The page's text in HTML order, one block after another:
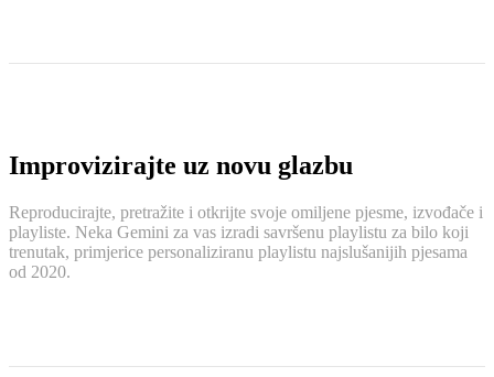
Improvizirajte uz novu glazbu
Reproducirajte, pretražite i otkrijte svoje omiljene pjesme, izvođače i
playliste. Neka Gemini za vas izradi savršenu playlistu za bilo koji
trenutak, primjerice personaliziranu playlistu najslušanijih pjesama
od 2020.